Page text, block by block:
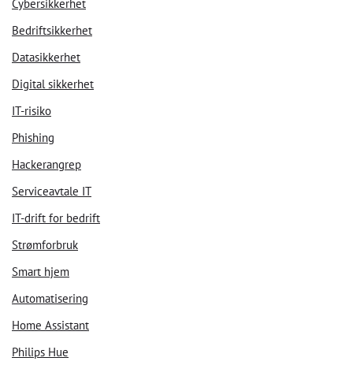
Cybersikkerhet
Bedriftsikkerhet
Datasikkerhet
Digital sikkerhet
IT-risiko
Phishing
Hackerangrep
Serviceavtale IT
IT-drift for bedrift
Strømforbruk
Smart hjem
Automatisering
Home Assistant
Philips Hue